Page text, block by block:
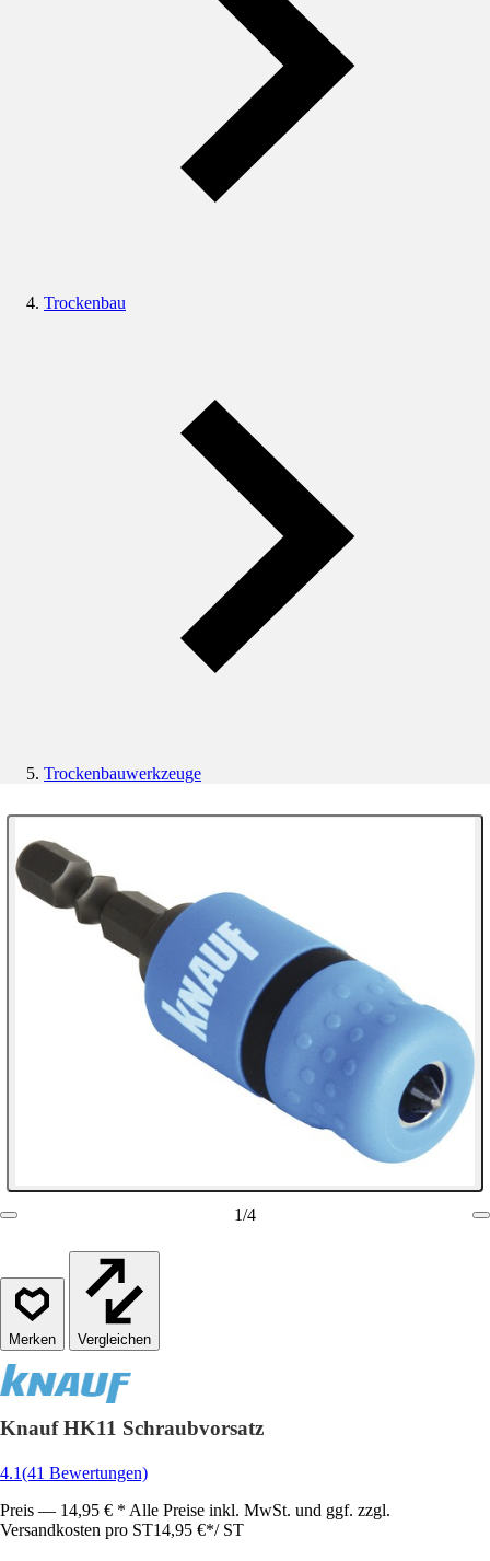
Trockenbau
Trockenbauwerkzeuge
1/4
Vergleichen
Knauf HK11 Schraubvorsatz
4.1(41 Bewertungen)
Preis — 14,95 € * Alle Preise inkl. MwSt. und ggf. zzgl.
Versandkosten pro ST14,95 €*/ ST